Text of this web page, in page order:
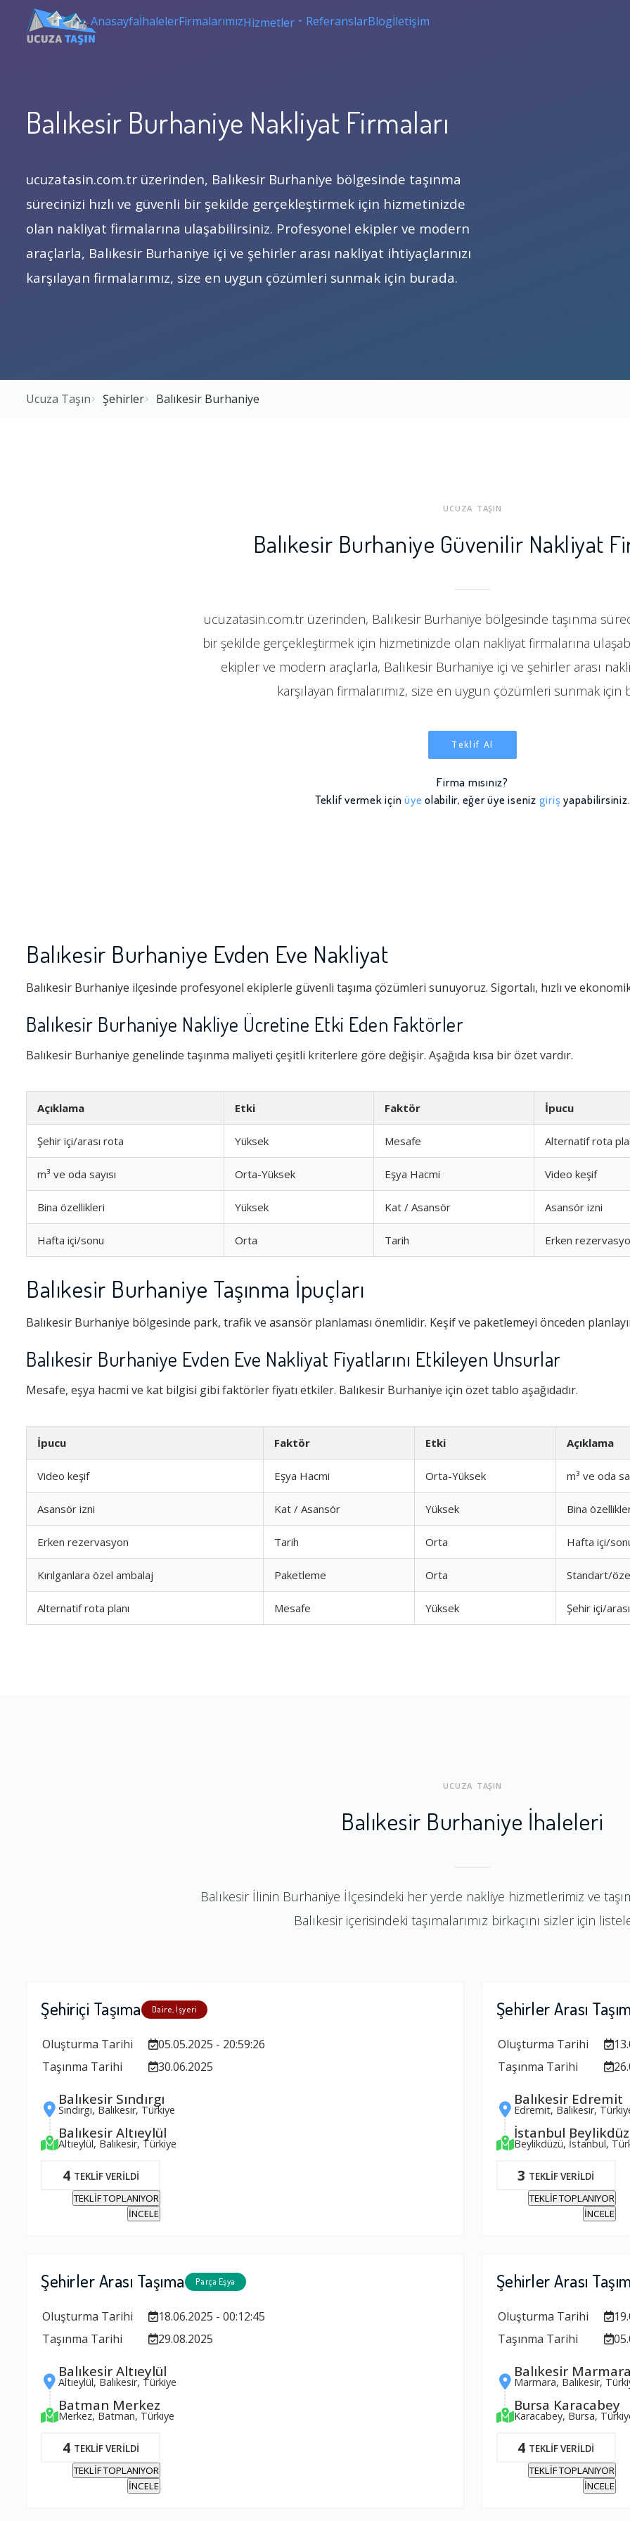
AnasayfaİhalelerFirmalarımızHizmetler ReferanslarBlogİletişim
Balıkesir Burhaniye Nakliyat Firmaları
ucuzatasin.com.tr üzerinden, Balıkesir Burhaniye bölgesinde taşınma
sürecinizi hızlı ve güvenli bir şekilde gerçekleştirmek için hizmetinizde
olan nakliyat firmalarına ulaşabilirsiniz. Profesyonel ekipler ve modern
araçlarla, Balıkesir Burhaniye içi ve şehirler arası nakliyat ihtiyaçlarınızı
karşılayan firmalarımız, size en uygun çözümleri sunmak için burada.
Ucuza Taşın Şehirler Balıkesir Burhaniye
UCUZA TAŞIN
Balıkesir Burhaniye Güvenilir Nakliyat
ucuzatasin.com.tr üzerinden, Balıkesir Burhaniye bölgesinde taşınma
bir şekilde gerçekleştirmek için hizmetinizde olan nakliyat firmalarına
ekipler ve modern araçlarla, Balıkesir Burhaniye içi ve şehirler arası
karşılayan firmalarımız, size en uygun çözümleri sunmak için
Teklif Al
Firma mısınız?
Teklif vermek içinüye olabilir, eğer üye iseniz giriş yapabilirsiniz.
Balıkesir Burhaniye Evden Eve Nakliyat
Balıkesir Burhaniye ilçesinde profesyonel ekiplerle güvenli taşıma çözümleri sunuyoruz. Sigortalı, hızlı ve
Balıkesir Burhaniye Nakliye Ücretine Etki Eden Faktörler
Balıkesir Burhaniye genelinde taşınma maliyeti çeşitli kriterlere göre değişir. Aşağıda kısa bir özet vardır.
Açıklama Etki Faktör İpucu
Şehir içi/arası rota Yüksek Mesafe Alternatif rota
m³ ve oda sayısı Orta-Yüksek Eşya Hacmi Video keşif
Bina özellikleri Yüksek Kat / Asansör Asansör izni
Hafta içi/sonu Orta Tarih Erken
Balıkesir Burhaniye Taşınma İpuçları
Balıkesir Burhaniye bölgesinde park, trafik ve asansör planlaması önemlidir. Keşif ve paketlemeyi önceden
Balıkesir Burhaniye Evden Eve Nakliyat Fiyatlarını Etkileyen Unsurlar
Mesafe, eşya hacmi ve kat bilgisi gibi faktörler fiyatı etkiler. Balıkesir Burhaniye için özet tablo aşağıdadır.
İpucu Faktör Etki Açıklama
Video keşif Eşya Hacmi Orta-Yüksek m³ ve oda
Asansör izni Kat / Asansör Yüksek Bina
Erken rezervasyon Tarih Orta Hafta içi/
Kırılganlara özel ambalaj Paketleme Orta Standart/
Alternatif rota planı Mesafe Yüksek Şehir içi/
UCUZA TAŞIN
Balıkesir Burhaniye İhaleleri
Balıkesir İlinin Burhaniye İlçesindeki her yerde nakliye hizmetlerimiz ve
Balıkesir içerisindeki taşımalarımız birkaçını sizler için
Şehiriçi Taşıma Daire, İşyeri
Oluşturma Tarihi
05.05.2025 - 20:59:26
Taşınma Tarihi
30.06.2025
Balıkesir Sındırgı
Sındırgı, Balıkesir, Türkiye
Balıkesir Altıeylül
Altıeylül, Balıkesir, Türkiye
4 TEKLİF VERİLDİ
TEKLİF TOPLANIYOR
İNCELE
Şehirler Arası
Oluşturma Tarihi
Taşınma Tarihi
Balıkesir Edremit
Edremit, Balıkesir,
İstanbul
Beylikdüzü, İstanbul,
3 TEKLİF VERİLDİ
TEKLİF TOPLANIYOR
İNCELE
Şehirler Arası Taşıma Parça Eşya
Oluşturma Tarihi
18.06.2025 - 00:12:45
Taşınma Tarihi
29.08.2025
Balıkesir Altıeylül
Altıeylül, Balıkesir, Türkiye
Batman Merkez
Merkez, Batman, Türkiye
4 TEKLİF VERİLDİ
TEKLİF TOPLANIYOR
İNCELE
Şehirler Arası
Oluşturma Tarihi
Taşınma Tarihi
Balıkesir Marmara
Marmara, Balıkesir,
Bursa Karacabey
Karacabey, Bursa,
4 TEKLİF VERİLDİ
TEKLİF TOPLANIYOR
İNCELE